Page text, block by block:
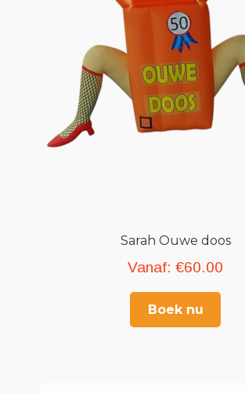
Sarah Ouwe doos
Vanaf: €60.00
Boek nu